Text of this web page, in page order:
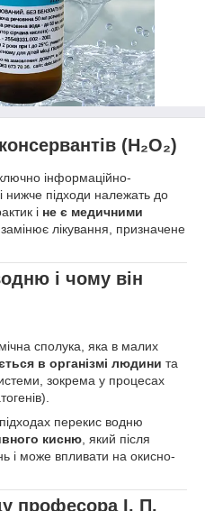
(H₂O₂)
інформаційно-
нижче підходи належать до
і не є медичними
замінює лікування, призначене
і чому він
сполука, яка в малих
в організмі людини та
зокрема у процесах
перекис водню
кисню, який після
і може впливати на окисно-
професора І. П.